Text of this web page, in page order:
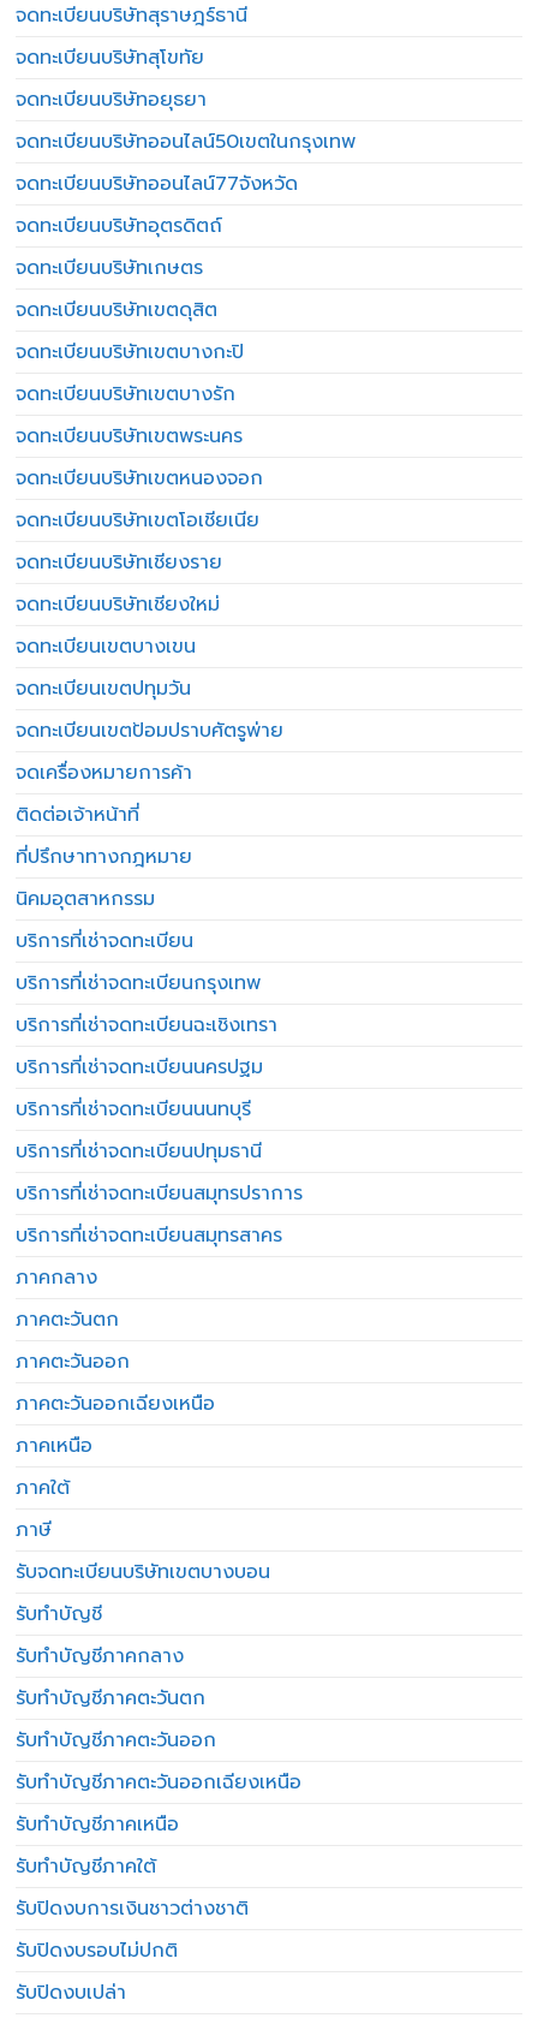
จดทะเบียนบริษัทสุราษฎร์ธานี
จดทะเบียนบริษัทสุโขทัย
จดทะเบียนบริษัทอยุธยา
จดทะเบียนบริษัทออนไลน์50เขตในกรุงเทพ
จดทะเบียนบริษัทออนไลน์77จังหวัด
จดทะเบียนบริษัทอุตรดิตถ์
จดทะเบียนบริษัทเกษตร
จดทะเบียนบริษัทเขตดุสิต
จดทะเบียนบริษัทเขตบางกะปิ
จดทะเบียนบริษัทเขตบางรัก
จดทะเบียนบริษัทเขตพระนคร
จดทะเบียนบริษัทเขตหนองจอก
จดทะเบียนบริษัทเขตโอเชียเนีย
จดทะเบียนบริษัทเชียงราย
จดทะเบียนบริษัทเชียงใหม่
จดทะเบียนเขตบางเขน
จดทะเบียนเขตปทุมวัน
จดทะเบียนเขตป้อมปราบศัตรูพ่าย
จดเครื่องหมายการค้า
ติดต่อเจ้าหน้าที่
ที่ปรึกษาทางกฎหมาย
นิคมอุตสาหกรรม
บริการที่เช่าจดทะเบียน
บริการที่เช่าจดทะเบียนกรุงเทพ
บริการที่เช่าจดทะเบียนฉะเชิงเทรา
บริการที่เช่าจดทะเบียนนครปฐม
บริการที่เช่าจดทะเบียนนนทบุรี
บริการที่เช่าจดทะเบียนปทุมธานี
บริการที่เช่าจดทะเบียนสมุทรปราการ
บริการที่เช่าจดทะเบียนสมุทรสาคร
ภาคกลาง
ภาคตะวันตก
ภาคตะวันออก
ภาคตะวันออกเฉียงเหนือ
ภาคเหนือ
ภาคใต้
ภาษี
รับจดทะเบียนบริษัทเขตบางบอน
รับทำบัญชี
รับทำบัญชีภาคกลาง
รับทำบัญชีภาคตะวันตก
รับทำบัญชีภาคตะวันออก
รับทำบัญชีภาคตะวันออกเฉียงเหนือ
รับทำบัญชีภาคเหนือ
รับทำบัญชีภาคใต้
รับปิดงบการเงินชาวต่างชาติ
รับปิดงบรอบไม่ปกติ
รับปิดงบเปล่า